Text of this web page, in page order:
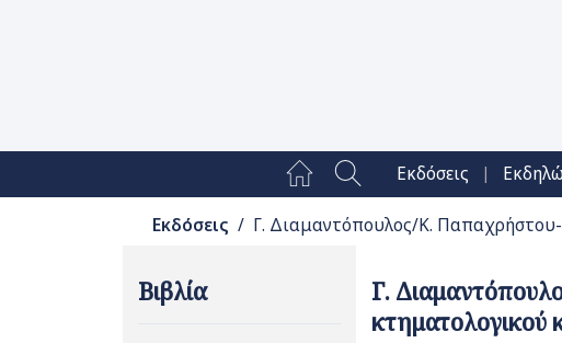
Εκδόσεις |
Εκδόσεις / Γ. Διαμαντόπουλος/Κ. Παπαχρήστου-
Βιβλία
Γ.
κτηματολογικού